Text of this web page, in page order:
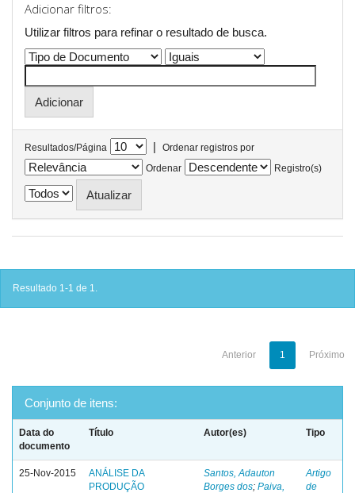
Adicionar filtros:
Utilizar filtros para refinar o resultado de busca.
Resultados/Página |
Ordenar registros por
Ordenar
Registro(s)
Resultado 1-1 de 1.
Anterior 1 Próximo
Conjunto de itens:
Data do
documento
Título Autor(es) Tipo
25-Nov-2015
ANÁLISE DA
PRODUÇÃO
Santos, Adauton
Borges dos; Paiva,
Artigo
de